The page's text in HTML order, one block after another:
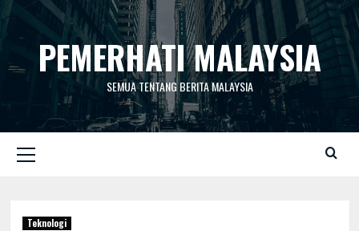
Skip
contentPEMERHATI MALAYSIA
SEMUA TENTANG BERITA MALAYSIA
Menu
Teknologi